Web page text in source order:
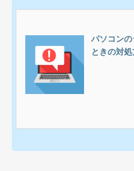
パソコン
ときの対